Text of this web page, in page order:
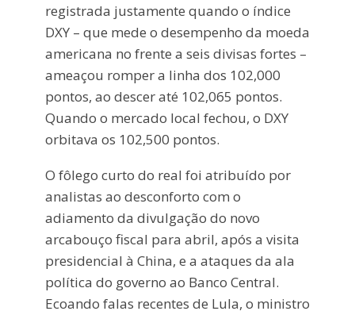
registrada justamente quando o índice
DXY – que mede o desempenho da moeda
americana no frente a seis divisas fortes –
ameaçou romper a linha dos 102,000
pontos, ao descer até 102,065 pontos.
Quando o mercado local fechou, o DXY
orbitava os 102,500 pontos.
O fôlego curto do real foi atribuído por
analistas ao desconforto com o
adiamento da divulgação do novo
arcabouço fiscal para abril, após a visita
presidencial à China, e a ataques da ala
política do governo ao Banco Central.
Ecoando falas recentes de Lula, o ministro